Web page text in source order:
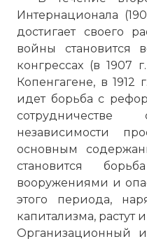
Интернационала
достигает своего
войны становится
конгрессах (в 1907
Копенгагене, в
идет борьба с
независимости
основным
становится
вооружениями и
этого периода,
капитализма, растут
Организационный